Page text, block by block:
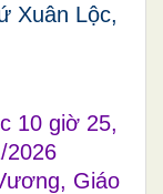
Xuân Lộc,
10 giờ 25,
2026
Giáo